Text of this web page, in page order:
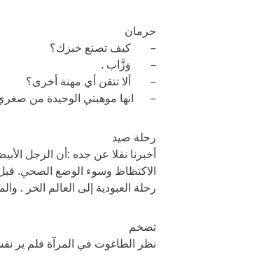
حرمان
– كيف تصنع خبزك؟
– وَزَّاب .
– ألا تتقن أي مهنة أخرى؟
– انها موهبتي الوحيدة من
رحلة صيد
أخبرنا نقلا عن جده :أن الرجل
الاكتظاظ وسوء الوضع الصحي.
رحلة العبودية إلى العالم الحر
تضخم
نظر الطاغوت في المرآة فلم ير